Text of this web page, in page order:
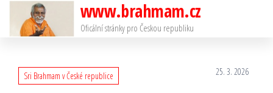
Přeskočit
www.brahmam.cz
Oficální stránky pro Českou republiku
Sri Brahmam v České republice 25. 3. 2026